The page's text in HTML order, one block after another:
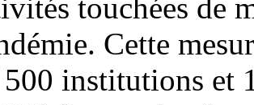
touchées de
Cette
institutions et